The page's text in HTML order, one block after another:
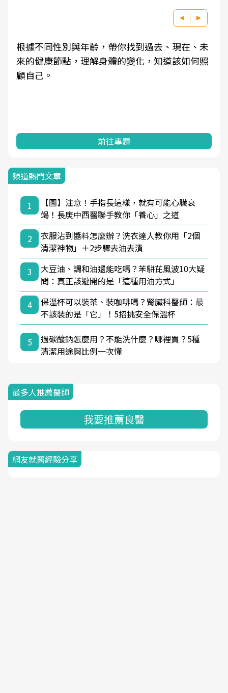
根據不同性別與年齡，帶你找到過去、現在、未
來的健康節點，理解身體的變化，知道該如何照
顧自己。
前往專題
頻道熱門文章
1
【圖】注意！手指長這樣，就有可能心臟衰
竭！長庚中西醫聯手教你「養心」之道
2
衣服沾到醬料怎麼辦？洗衣達人教你用「2個
清潔神物」＋2步驟去油去漬
3
大豆油、調和油還能吃嗎？苯駢芘風波10大疑
問：真正該避開的是「這種用油方式」
4
保溫杯可以裝茶、裝咖啡嗎？腎臟科醫師：最
不該裝的是「它」！5招挑安全保溫杯
5
過碳酸鈉怎麼用？不能洗什麼？哪裡買？5種
清潔用途與比例一次懂
最多人推薦醫師
我要推薦良醫
網友就醫經驗分享